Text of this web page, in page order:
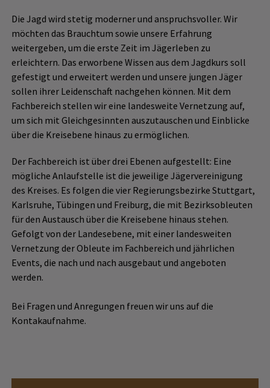
Die Jagd wird stetig moderner und anspruchsvoller. Wir
möchten das Brauchtum sowie unsere Erfahrung
weitergeben, um die erste Zeit im Jägerleben zu
erleichtern. Das erworbene Wissen aus dem Jagdkurs soll
gefestigt und erweitert werden und unsere jungen Jäger
sollen ihrer Leidenschaft nachgehen können. Mit dem
Fachbereich stellen wir eine landesweite Vernetzung auf,
um sich mit Gleichgesinnten auszutauschen und Einblicke
über die Kreisebene hinaus zu ermöglichen.
Der Fachbereich ist über drei Ebenen aufgestellt: Eine
mögliche Anlaufstelle ist die jeweilige Jägervereinigung
des Kreises. Es folgen die vier Regierungsbezirke Stuttgart,
Karlsruhe, Tübingen und Freiburg, die mit Bezirksobleuten
für den Austausch über die Kreisebene hinaus stehen.
Gefolgt von der Landesebene, mit einer landesweiten
Vernetzung der Obleute im Fachbereich und jährlichen
Events, die nach und nach ausgebaut und angeboten
werden.
Bei Fragen und Anregungen freuen wir uns auf die
Kontakaufnahme.